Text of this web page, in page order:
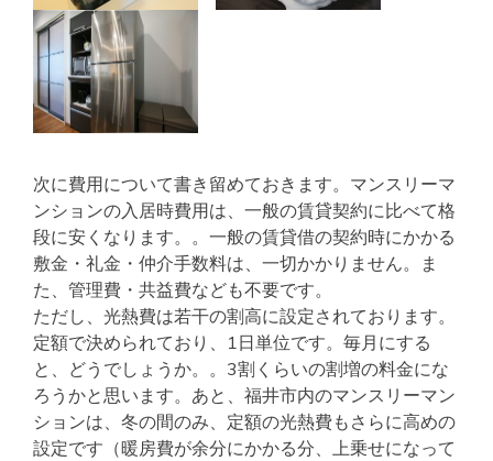
次に費用について書き留めておきます。マンスリーマ
ンションの入居時費用は、一般の賃貸契約に比べて格
段に安くなります。。一般の賃貸借の契約時にかかる
敷金・礼金・仲介手数料は、一切かかりません。ま
た、管理費・共益費なども不要です。
ただし、光熱費は若干の割高に設定されております。
定額で決められており、1日単位です。毎月にする
と、どうでしょうか。。3割くらいの割増の料金にな
ろうかと思います。あと、福井市内のマンスリーマン
ションは、冬の間のみ、定額の光熱費もさらに高めの
設定です（暖房費が余分にかかる分、上乗せになって